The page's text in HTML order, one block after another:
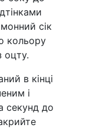
сік
кольору
оцту.
в кінці
і
секунд до